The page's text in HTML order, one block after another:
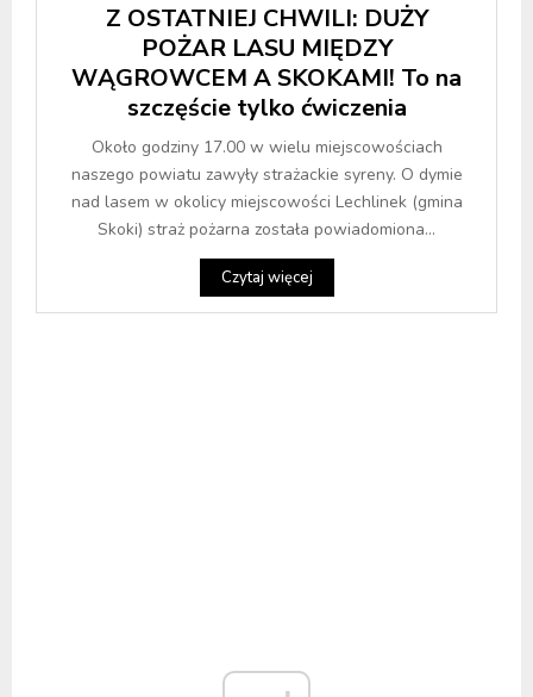
Z OSTATNIEJ CHWILI: DUŻY
POŻAR LASU MIĘDZY
WĄGROWCEM A SKOKAMI! To na
szczęście tylko ćwiczenia
Około godziny 17.00 w wielu miejscowościach
naszego powiatu zawyły strażackie syreny. O dymie
nad lasem w okolicy miejscowości Lechlinek (gmina
Skoki) straż pożarna została powiadomiona...
Czytaj więcej